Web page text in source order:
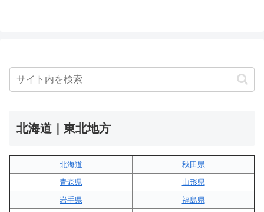
北海道｜東北地方
北海道
秋田県
青森県
山形県
岩手県
福島県